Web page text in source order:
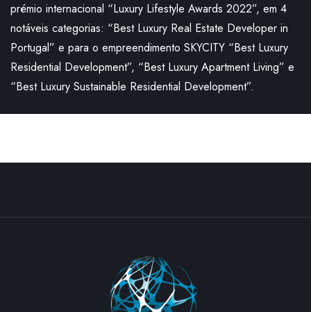
prémio internacional “Luxury Lifestyle Awards 2022”, em 4
notáveis categorias: “Best Luxury Real Estate Developer in
Portugal” e para o empreendimento SKYCITY “Best Luxury
Residential Development”, “Best Luxury Apartment Living” e
“Best Luxury Sustainable Residential Development”.